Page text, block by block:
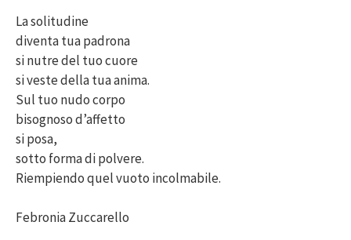
La solitudine
diventa tua padrona
si nutre del tuo cuore
si veste della tua anima.
Sul tuo nudo corpo
bisognoso d’affetto
si posa,
sotto forma di polvere.
Riempiendo quel vuoto incolmabile.
Febronia Zuccarello